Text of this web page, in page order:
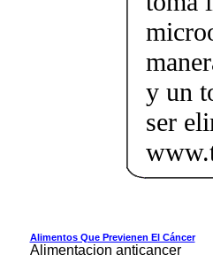
y un
ser
Alimentos Que Previenen El Cáncer
Alimentacion anticancer